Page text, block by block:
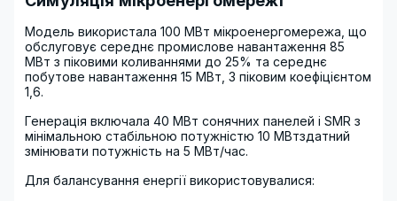
Модель використала 100 МВт мікроенергомережа, що
обслуговує середнє промислове навантаження 85
МВт з піковими коливаннями до 25% та середнє
побутове навантаження 15 МВт, З піковим коефіцієнтом
1,6.
Генерація включала 40 МВт сонячних панелей і SMR з
мінімальною стабільною потужністю 10 МВтздатний
змінювати потужність на 5 МВт/час.
Для балансування енергії використовувалися: